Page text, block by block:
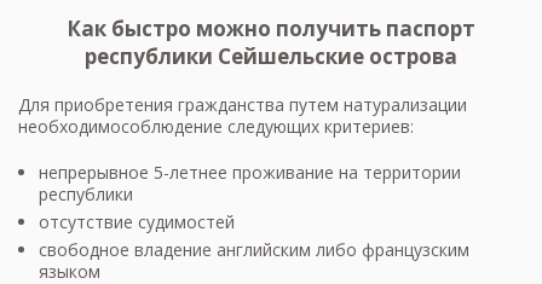
Как быстро можно получить паспорт
республики Сейшельские острова
Для приобретения гражданства путем натурализации
необходимособлюдение следующих критериев:
непрерывное 5-летнее проживание на территории
республики
отсутствие судимостей
свободное владение английским либо французским
языком